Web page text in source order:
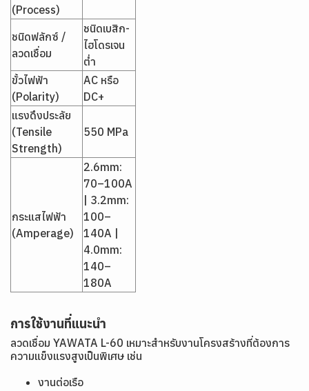
(Process)
ชนิดฟลักซ์ /
ลวดเชื่อม
ชนิดเบสิก-
ไฮโดรเจน
ต่ำ
ขั้วไฟฟ้า
(Polarity)
AC หรือ
DC+
แรงดึงประลัย
(Tensile
Strength)
550 MPa
กระแสไฟฟ้า
(Amperage)
2.6mm:
70–100A
| 3.2mm:
100–
140A |
4.0mm:
140–
180A
การใช้งานที่แนะนำ
ลวดเชื่อม YAWATA L-60 เหมาะสำหรับงานโครงสร้างที่ต้องการ
ความแข็งแรงสูงเป็นพิเศษ เช่น
งานต่อเรือ